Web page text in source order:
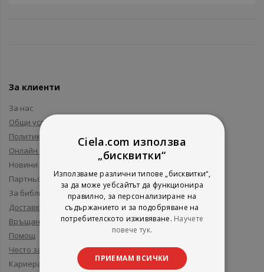
За клиенти
За нас
Общи условия
Политика за поверителност
Онлайн решаване на спорове
Новини и събития
Партньори и приятели
За библиотеки
Доставка
Връщане
Помощ
Често задавани въпроси
Кариера
Ciela.com използва
„бисквитки“
Използваме различни типове „бисквитки“,
за да може уебсайтът да функционира
правилно, за персонализиране на
съдържанието и за подобряване на
потребителското изживяване. Научете
повече тук.
ПРИЕМАМ ВСИЧКИ